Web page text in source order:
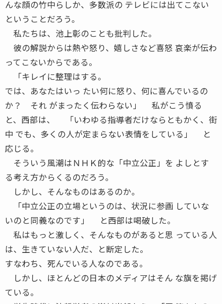
んな顔の竹中らしか、多数派の テレビには出てこない
ということだろう。
私たちは、池上彰のことも批判した。
彼の解説からは熱や怒り、嬉しさなど喜怒 哀楽が伝わ
ってこないからである。
「キレイに整理はする。
では、あなたはいっ たい何に怒り、何に喜んでいるの
か？ それ がまったく伝わらない」 私がこう憤る
と、西部は、 「いわゆる指導者だけならともかく、街
中 でも、多くの人が定まらない表情をしている」 と
応じる。
そういう風潮はＮＨＫ的な「中立公正」を よしとす
る考え方からくるのだろう。
しかし、そんなものはあるのか。
「中立公正の立場というのは、状況に参画 していな
いのと同義なのです」 と西部は喝破した。
私はもっと激しく、そんなものがあると思 っている人
は、生きていない人だ、と断定した。
すなわち、死んでいる人なのである。
しかし、ほとんどの日本のメディアはそん な旗を掲げ
ている。